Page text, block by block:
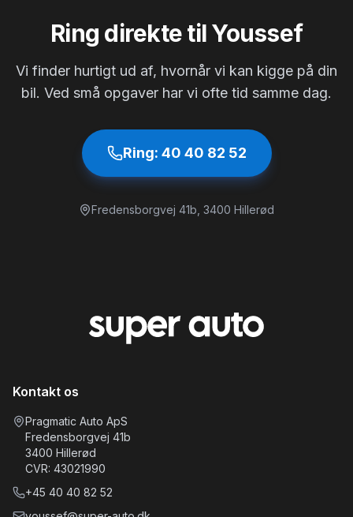
Ring direkte til Youssef
Vi finder hurtigt ud af, hvornår vi kan kigge på din
bil. Ved små opgaver har vi ofte tid samme dag.
Ring: 40 40 82 52
Fredensborgvej 41b 3400 Hillerød
Kontakt os
Pragmatic Auto ApS
Fredensborgvej 41b
3400 Hillerød
CVR: 43021990
+45 40 40 82 52